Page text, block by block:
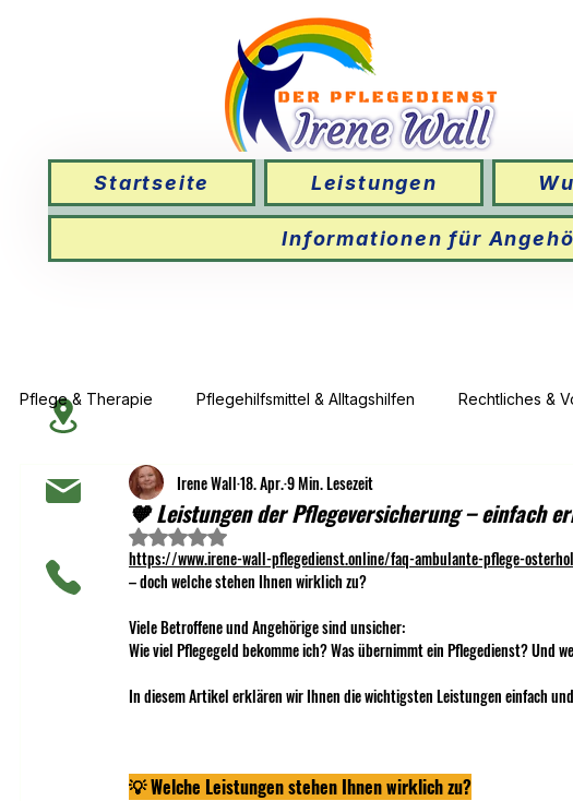
Startseite Leistungen
Informationen für
Pflege & Therapie Pflegehilfsmittel & Alltagshilfen Rechtliches &
Wundversorgung & Therapie Leistungen der Pflegeversicherung
🧡 Leistungen der Pflegeversicherung – einfach
Irene Wall18. Apr.9 Min. Lesezeit
Mit NaN von 5 Sternen bewertet.
https://www.irene-wall-pflegedienst.online/faq-ambulante-pflege-
– doch welche stehen Ihnen wirklich zu?
Viele Betroffene und Angehörige sind unsicher:
Wie viel Pflegegeld bekomme ich? Was übernimmt ein Pflegedienst? Und
In diesem Artikel erklären wir Ihnen die wichtigsten Leistungen einfach
💡 Welche Leistungen stehen Ihnen wirklich zu?